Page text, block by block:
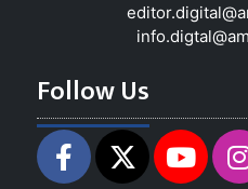
Follow Us